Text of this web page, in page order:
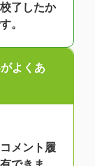
了したか
。
よくあ
メント履